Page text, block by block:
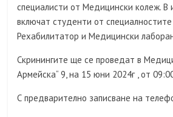
специалисти от Медицински колеж. В
включат студенти от
Рехабилитатор и Медицински
Скринингите ще се проведат в
Армейска“ 9, на 15 юни 2024г , от
С предварително записване на